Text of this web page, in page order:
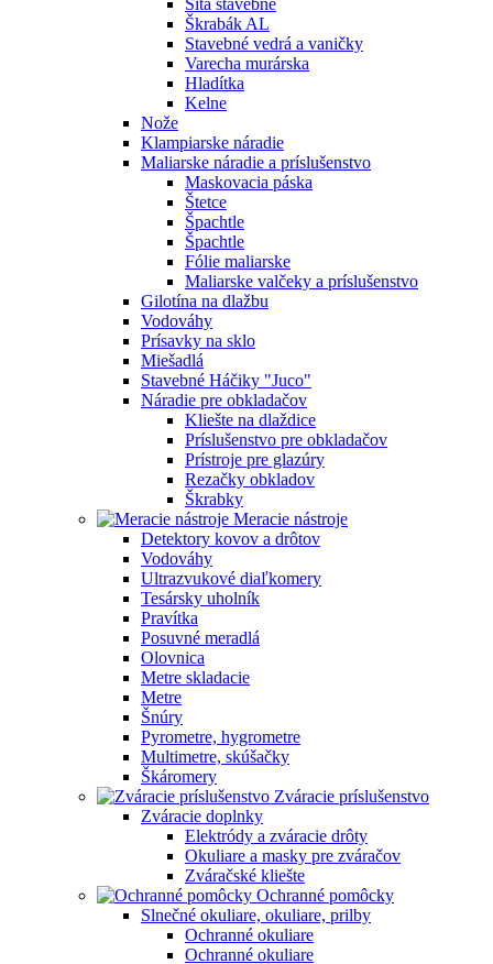
Škrabák AL
Stavebné vedrá a vaničky
Varecha murárska
Hladítka
Kelne
Nože
Klampiarske náradie
Maliarske náradie a príslušenstvo
Maskovacia páska
Štetce
Špachtle
Špachtle
Fólie maliarske
Maliarske valčeky a príslušenstvo
Gilotína na dlažbu
Vodováhy
Prísavky na sklo
Miešadlá
Stavebné Háčiky "Juco"
Náradie pre obkladačov
Kliešte na dlaždice
Príslušenstvo pre obkladačov
Prístroje pre glazúry
Rezačky obkladov
Škrabky
Meracie nástroje
Detektory kovov a drôtov
Vodováhy
Ultrazvukové diaľkomery
Tesársky uholník
Pravítka
Posuvné meradlá
Olovnica
Metre skladacie
Metre
Šnúry
Pyrometre, hygrometre
Multimetre, skúšačky
Škáromery
Zváracie príslušenstvo
Zváracie doplnky
Elektródy a zváracie drôty
Okuliare a masky pre zváračov
Zváračské kliešte
Ochranné pomôcky
Slnečné okuliare, okuliare, prilby
Ochranné okuliare
Ochranné okuliare